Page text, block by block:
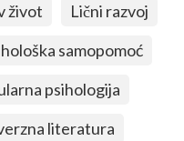
život
Lični razvoj
samopomoć
psihologija
literatura